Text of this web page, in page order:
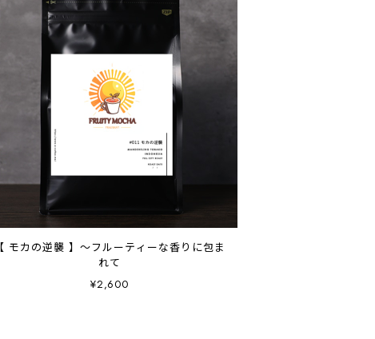
【 モカの逆襲 】～フルーティーな香りに包ま
れて
¥2,600